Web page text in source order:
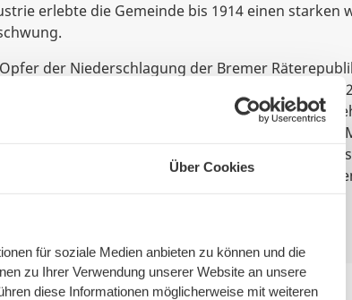
Über Cookies
für soziale Medien anbieten zu können und die
zu Ihrer Verwendung unserer Website an unsere
diese Informationen möglicherweise mit weiteren
erlebte die Gemeinde bis 1914 einen starken
der Niederschlagung der Bremer
1919 auf dem Waller Friedhof bestattet und
„Pietá“ von Bernhard Hoetger
Teil von Walle 1944 zerstört wurde, lebten viele
Nachdem Wilhelm Kaisen
Menschen, übergangsweise auch in den